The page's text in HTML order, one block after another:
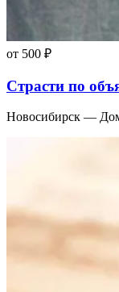
от 500 ₽
Страсти по
Новосибирск —